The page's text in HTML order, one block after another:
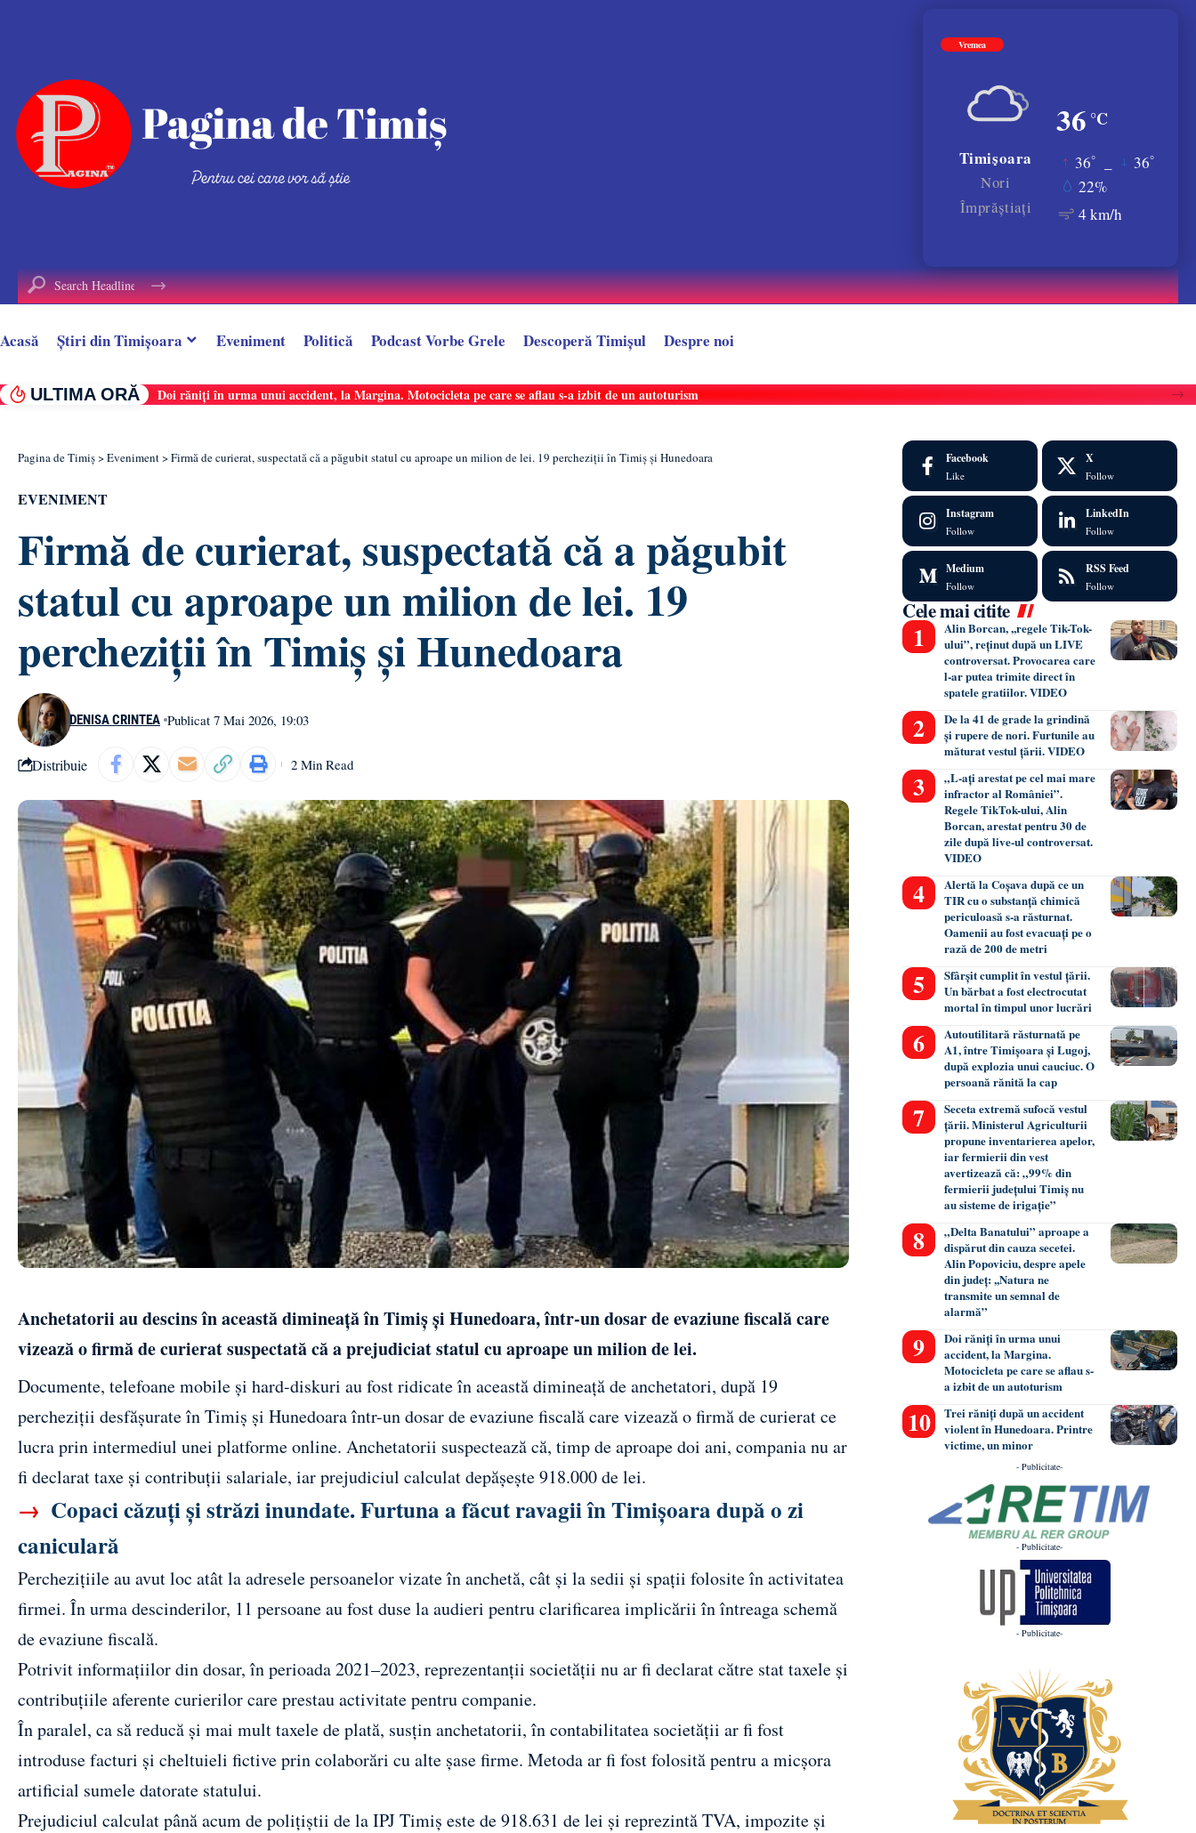
Vremea
36 °C
Timișoara
Nori
Împrăștiați
36° 36°
22%
4 km/h
Acasă Știri din Timișoara Eveniment Politică Podcast Vorbe Grele Descoperă Timișul Despre noi
ULTIMA ORĂ Doi răniți în urma unui accident, la Margina. Motocicleta pe care se aflau s-a izbit de un autoturism
Pagina de Timiș>Eveniment>Firmă de curierat, suspectată că a păgubit statul cu aproape un milion de lei. 19 percheziții în Timiș și Hunedoara
EVENIMENT
Firmă de curierat, suspectată că a păgubit
statul cu aproape un milion de lei. 19
percheziții în Timiș și Hunedoara
DENISA CRINTEA Publicat 7 Mai 2026, 19:03
Distribuie 2 Min Read
Anchetatorii au descins în această dimineață în Timiș și Hunedoara, într-un dosar de evaziune fiscală care
vizează o firmă de curierat suspectată că a prejudiciat statul cu aproape un milion de lei.
Documente, telefoane mobile și hard-diskuri au fost ridicate în această dimineață de anchetatori, după 19
percheziții desfășurate în Timiș și Hunedoara într-un dosar de evaziune fiscală care vizează o firmă de curierat ce
lucra prin intermediul unei platforme online. Anchetatorii suspectează că, timp de aproape doi ani, compania nu ar
fi declarat taxe și contribuții salariale, iar prejudiciul calculat depășește 918.000 de lei.
→ Copaci căzuți și străzi inundate. Furtuna a făcut ravagii în Timișoara după o zi
caniculară
Perchezițiile au avut loc atât la adresele persoanelor vizate în anchetă, cât și la sedii și spații folosite în activitatea
firmei. În urma descinderilor, 11 persoane au fost duse la audieri pentru clarificarea implicării în întreaga schemă
de evaziune fiscală.
Potrivit informațiilor din dosar, în perioada 2021–2023, reprezentanții societății nu ar fi declarat către stat taxele și
contribuțiile aferente curierilor care prestau activitate pentru companie.
În paralel, ca să reducă și mai mult taxele de plată, susțin anchetatorii, în contabilitatea societății ar fi fost
introduse facturi și cheltuieli fictive prin colaborări cu alte șase firme. Metoda ar fi fost folosită pentru a micșora
artificial sumele datorate statului.
Prejudiciul calculat până acum de polițiștii de la IPJ Timiș este de 918.631 de lei și reprezintă TVA, impozite și
Facebook
Like
X
Follow
Instagram
Follow
LinkedIn
Follow
Medium
Follow
RSS Feed
Follow
Cele mai citite
Alin Borcan, ,,regele Tik-Tok-
ului”, reținut după un LIVE
controversat. Provocarea care
l-ar putea trimite direct în
spatele gratiilor. VIDEO
De la 41 de grade la grindină
și rupere de nori. Furtunile au
măturat vestul țării. VIDEO
„L-ați arestat pe cel mai mare
infractor al României”.
Regele TikTok-ului, Alin
Borcan, arestat pentru 30 de
zile după live-ul controversat.
VIDEO
Alertă la Coșava după ce un
TIR cu o substanță chimică
periculoasă s-a răsturnat.
Oamenii au fost evacuați pe o
rază de 200 de metri
Sfârșit cumplit în vestul țării.
Un bărbat a fost electrocutat
mortal în timpul unor lucrări
Autoutilitară răsturnată pe
A1, între Timișoara și Lugoj,
după explozia unui cauciuc. O
persoană rănită la cap
Seceta extremă sufocă vestul
țării. Ministerul Agriculturii
propune inventarierea apelor,
iar fermierii din vest
avertizează că: „99% din
fermierii județului Timiș nu
au sisteme de irigație”
„Delta Banatului” aproape a
dispărut din cauza secetei.
Alin Popoviciu, despre apele
din județ: ,,Natura ne
transmite un semnal de
alarmă”
Doi răniți în urma unui
accident, la Margina.
Motocicleta pe care se aflau s-
a izbit de un autoturism
Trei răniți după un accident
violent în Hunedoara. Printre
victime, un minor
- Publicitate-
- Publicitate-
- Publicitate-